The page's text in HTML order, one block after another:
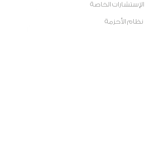
الإستشارات الخاصة
نظام الأحزمة